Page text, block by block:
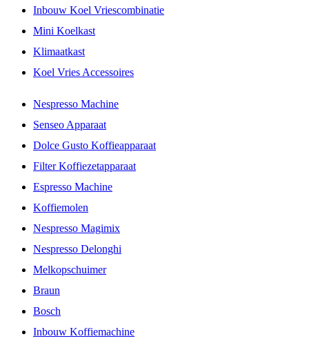
Inbouw Koel Vriescombinatie
Mini Koelkast
Klimaatkast
Koel Vries Accessoires
Nespresso Machine
Senseo Apparaat
Dolce Gusto Koffieapparaat
Filter Koffiezetapparaat
Espresso Machine
Koffiemolen
Nespresso Magimix
Nespresso Delonghi
Melkopschuimer
Braun
Bosch
Inbouw Koffiemachine